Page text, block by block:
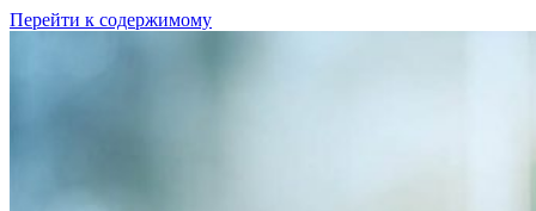
Перейти к содержимому